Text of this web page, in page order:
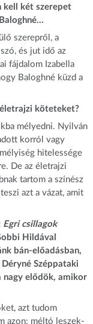
kell két szerepet
szerepről, a
és jut idő az
fájdalom Izabella
Baloghné küzd a
köteteket?
mélyedni. Nyilván
korról vagy
hitelessége
De az életrajzi
tartom a színész
azt a vázat, amit
Egri csillagok
Hildával
bán-előadásban,
Széppataki
nagy elődök, amikor
azt tudom
azon: méltó leszek-